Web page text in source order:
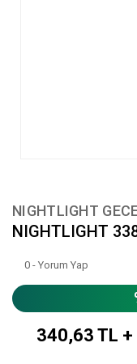
NIGHTLIGHT
NIGHTLIGHT
0 - Yorum Yap
340,63 TL +